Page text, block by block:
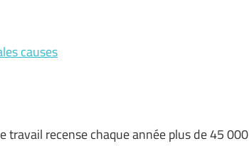
causes
travail recense chaque année plus de 45 000